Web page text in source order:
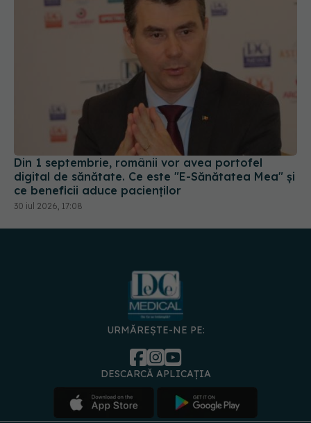
Din 1 septembrie, românii vor avea portofel
digital de sănătate. Ce este "E-Sănătatea Mea" și
ce beneficii aduce pacienților
30 iul 2026, 17:08
URMĂREȘTE-NE PE: